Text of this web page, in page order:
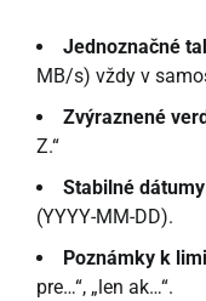
Jednoznačné
MB/s) vždy v
Zvýraznené
Z.“
Stabilné dátumy
(YYYY-MM-DD).
Poznámky k
pre…“, „len ak…“.